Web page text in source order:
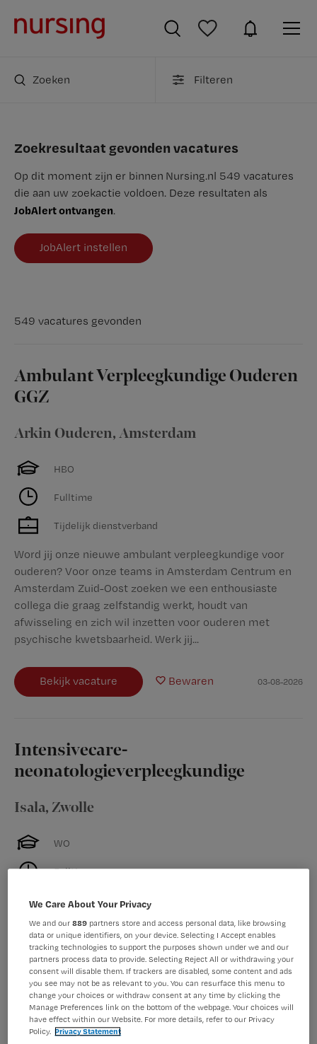
Zoeken Filteren
Zoekresultaat gevonden vacatures
Op dit moment zijn er binnen Nursing.nl 549 vacatures
die aan uw zoekactie voldoen. Deze resultaten als
JobAlert ontvangen.
JobAlert instellen
549 vacatures gevonden
Ambulant Verpleegkundige Ouderen
GGZ
Arkin Ouderen, Amsterdam
HBO
Fulltime
Tijdelijk dienstverband
Word jij onze nieuwe ambulant verpleegkundige voor
ouderen? Voor onze teams in Amsterdam Centrum en
Amsterdam Zuid-Oost zoeken we een enthousiaste
collega die graag zelfstandig werkt, houdt van
afwisseling en zich wil inzetten voor ouderen met
psychische kwetsbaarheid. Werk jij...
Bekijk vacature Bewaren 03-08-2026
Intensivecare-
neonatologieverpleegkundige
Isala, Zwolle
WO
Fulltime
Tijdelijk met uitzicht op vast
Heb jij de specialistische vervolgopleiding
intensivecare-neonatologie (bijna) afgerond? Staan
kwalitatieve zorg, professionaliteit, goede
communicatie en samenwerking bij jou hoog in het
vaandel? Dan zijn wij op zoek naar jou! Wat ga je doen?
Binnen de NICU (Neonatale...
We Care About Your Privacy
We and our889 partners store and access personal data, like browsing
data or unique identifiers, on your device. Selecting I Accept enables
tracking technologies to support the purposes shown under we and our
partners process data to provide. Selecting Reject All or withdrawing your
consent will disable them. If trackers are disabled, some content and ads
you see may not be as relevant to you. You can resurface this menu to
change your choices or withdraw consent at any time by clicking the
Manage Preferences link on the bottom of the webpage. Your choices will
have effect within our Website. For more details, refer to our Privacy
Policy. Privacy Statement